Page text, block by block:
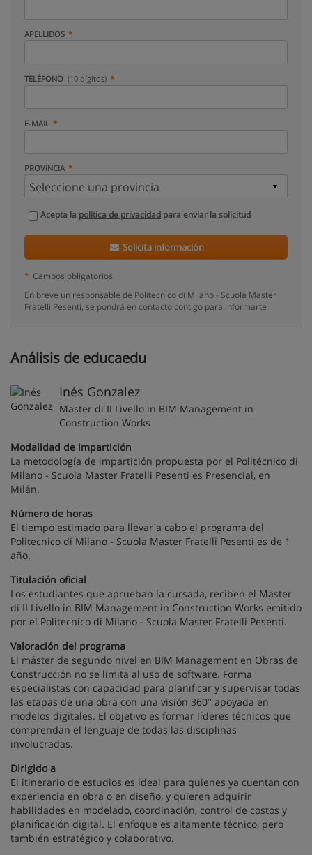
APELLIDOS
TELÉFONO (10 dígitos)
E-MAIL
PROVINCIA
Acepta la política de privacidad para enviar la solicitud
Solicita información
* Campos obligatorios
En breve un responsable de Politecnico di Milano - Scuola Master
Fratelli Pesenti, se pondrá en contacto contigo para informarte
Análisis de educaedu
Inés Gonzalez
Master di II Livello in BIM Management in
Construction Works
Modalidad de impartición
La metodología de impartición propuesta por el Politécnico di
Milano - Scuola Master Fratelli Pesenti es Presencial, en
Milán.
Número de horas
El tiempo estimado para llevar a cabo el programa del
Politecnico di Milano - Scuola Master Fratelli Pesenti es de 1
año.
Titulación oficial
Los estudiantes que aprueban la cursada, reciben el Master
di II Livello in BIM Management in Construction Works emitido
por el Politecnico di Milano - Scuola Master Fratelli Pesenti.
Valoración del programa
El máster de segundo nivel en BIM Management en Obras de
Construcción no se limita al uso de software. Forma
especialistas con capacidad para planificar y supervisar todas
las etapas de una obra con una visión 360° apoyada en
modelos digitales. El objetivo es formar líderes técnicos que
comprendan el lenguaje de todas las disciplinas
involucradas.
Dirigido a
El itinerario de estudios es ideal para quienes ya cuentan con
experiencia en obra o en diseño, y quieren adquirir
habilidades en modelado, coordinación, control de costos y
planificación digital. El enfoque es altamente técnico, pero
también estratégico y colaborativo.